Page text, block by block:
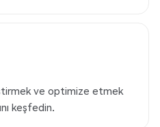
ve optimize etmek
keşfedin.